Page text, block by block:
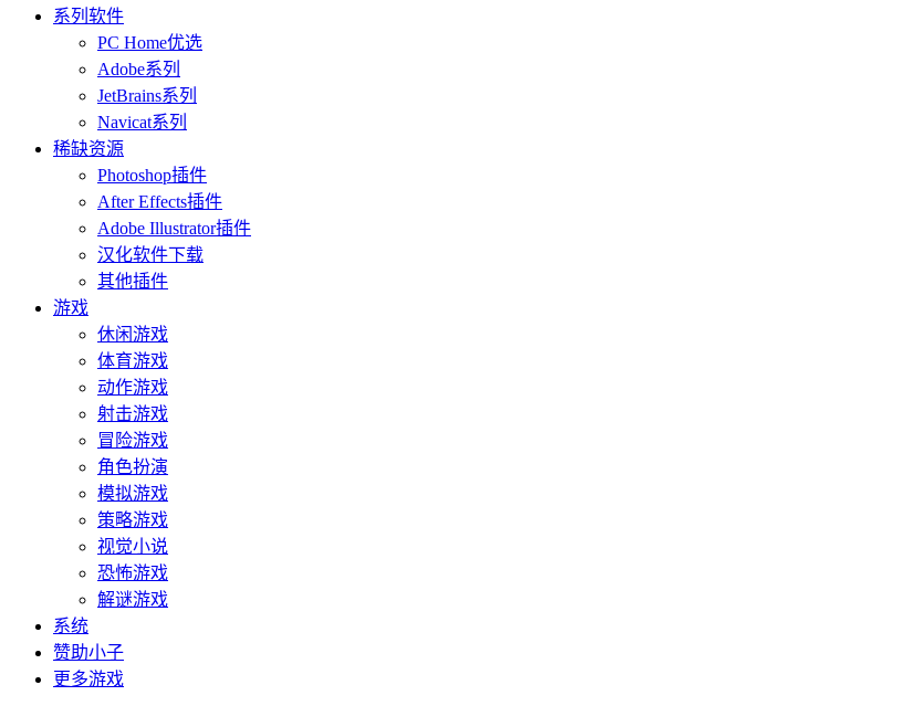
系列软件
PC Home优选
Adobe系列
JetBrains系列
Navicat系列
稀缺资源
Photoshop插件
After Effects插件
Adobe Illustrator插件
汉化软件下载
其他插件
游戏
休闲游戏
体育游戏
动作游戏
射击游戏
冒险游戏
角色扮演
模拟游戏
策略游戏
视觉小说
恐怖游戏
解谜游戏
系统
赞助小子
更多游戏